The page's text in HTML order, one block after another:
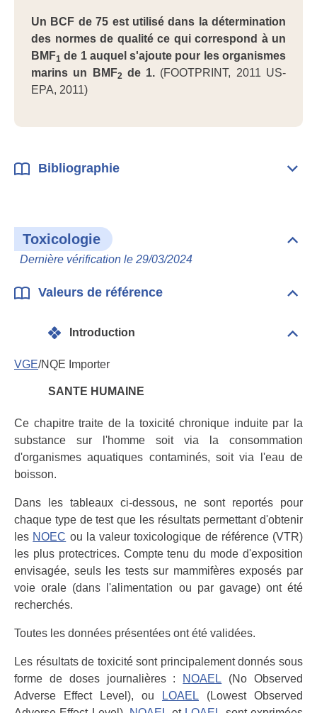
Un BCF de 75 est utilisé dans la détermination
des normes de qualité ce qui correspond à un
BMF1 de 1 auquel s'ajoute pour les organismes
marins un BMF2 de 1. (FOOTPRINT, 2011 US-
EPA, 2011)
Bibliographie
Toxicologie
Dernière vérification le 29/03/2024
Valeurs de référence
Introduction
VGE/NQE Importer
SANTE HUMAINE
Ce chapitre traite de la toxicité chronique induite par la
substance sur l'homme soit via la consommation
d'organismes aquatiques contaminés, soit via l'eau de
boisson.
Dans les tableaux ci-dessous, ne sont reportés pour
chaque type de test que les résultats permettant d'obtenir
les NOEC ou la valeur toxicologique de référence (VTR)
les plus protectrices. Compte tenu du mode d'exposition
envisagée, seuls les tests sur mammifères exposés par
voie orale (dans l'alimentation ou par gavage) ont été
recherchés.
Toutes les données présentées ont été validées.
Les résultats de toxicité sont principalement donnés sous
forme de doses journalières :
NOAEL (No Observed
Adverse Effect Level), ou
LOAEL (Lowest Observed